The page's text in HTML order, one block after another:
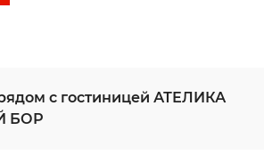
с гостиницей АТЕЛИКА
БОР